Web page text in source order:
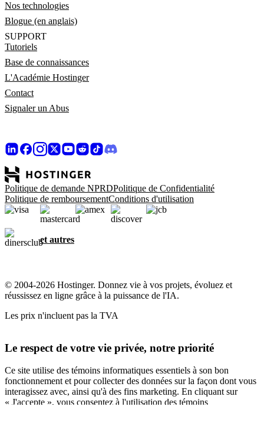
Nos technologies
Blogue (en anglais)
SUPPORT
Tutoriels
Base de connaissances
L'Académie Hostinger
Contact
Signaler un Abus
Politique de demande NPRDPolitique de Confidentialité
Politique de remboursementConditions d'utilisation
et autres
© 2004-2026 Hostinger. Donnez vie à vos projets, évoluez et
réussissez en ligne grâce à la puissance de l'IA.
Les prix n'incluent pas la TVA
Le respect de votre vie privée, notre priorité
Ce site utilise des témoins informatiques essentiels à son bon
fonctionnement et pour collecter des données sur la façon dont vous
interagissez avec, ainsi qu'à des fins marketing. En cliquant sur
« J'accepte », vous consentez à l'utilisation des témoins